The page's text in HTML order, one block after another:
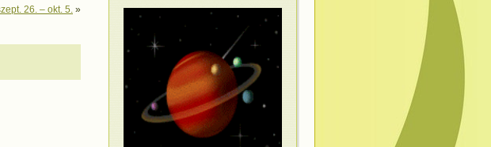
26. – okt. 5. »